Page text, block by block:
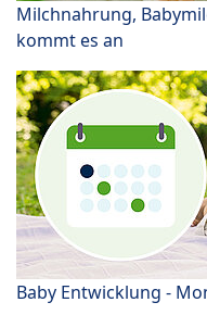
Milchnahrung,
kommt es an
Baby Entwicklung -